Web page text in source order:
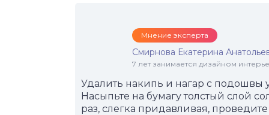
Мнение эксперта
Смирнова Екатерина
7 лет занимается дизайном
Удалить накипь и нагар с подошвы
Насыпьте на бумагу толстый слой
раз, слегка придавливая,